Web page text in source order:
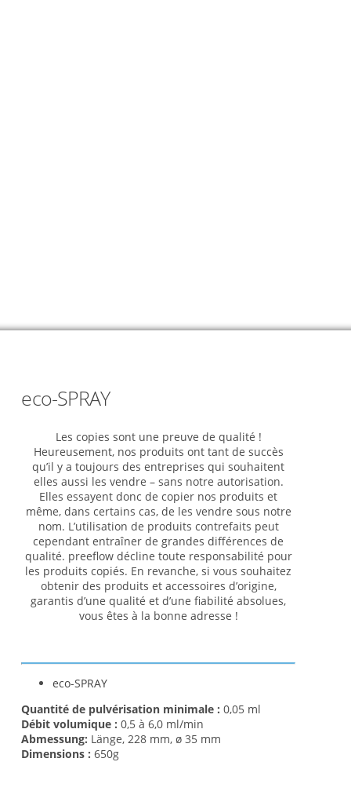
eco-SPRAY
Les copies sont une preuve de qualité !
Heureusement, nos produits ont tant de succès
qu’il y a toujours des entreprises qui souhaitent
elles aussi les vendre – sans notre autorisation.
Elles essayent donc de copier nos produits et
même, dans certains cas, de les vendre sous notre
nom. L’utilisation de produits contrefaits peut
cependant entraîner de grandes différences de
qualité. preeflow décline toute responsabilité pour
les produits copiés. En revanche, si vous souhaitez
obtenir des produits et accessoires d’origine,
garantis d’une qualité et d’une fiabilité absolues,
vous êtes à la bonne adresse !
eco-SPRAY
Quantité de pulvérisation minimale :0,05 ml
Débit volumique : 0,5 à 6,0 ml/min
Abmessung: Länge, 228 mm, ø 35 mm
Dimensions : 650g